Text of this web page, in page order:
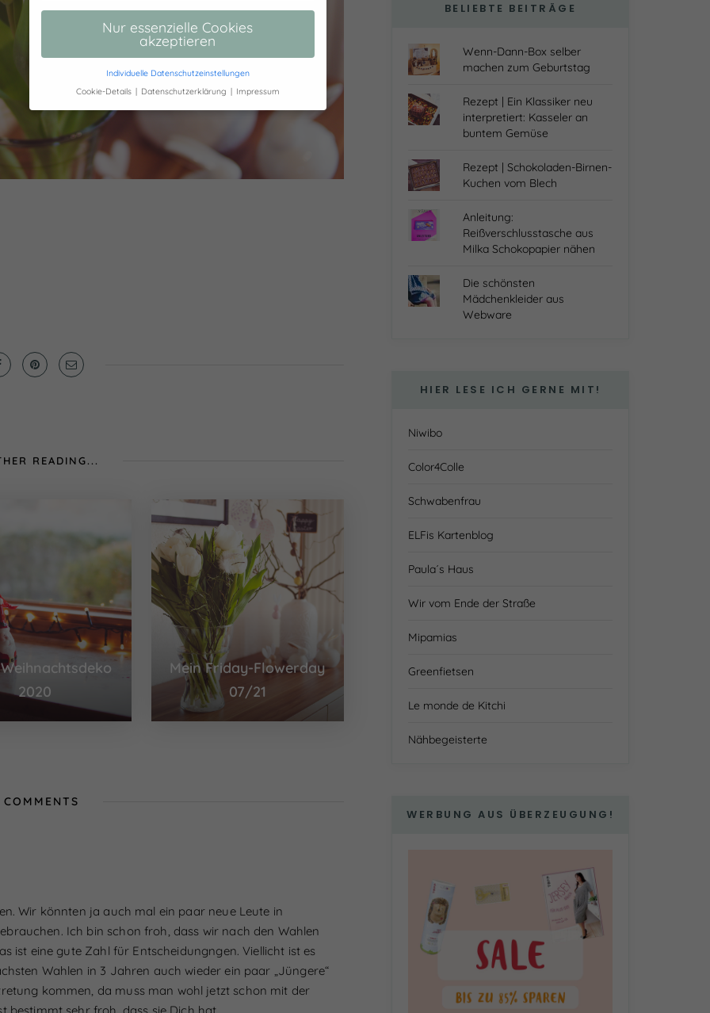
READING...
2020
Mein Friday-Flowerday
07/21
Wir könnten ja auch mal ein paar neue Leute in
Ich bin schon froh, dass wir nach den Wahlen
ist eine gute Zahl für Entscheidungngen. Viellicht ist es
Wahlen in 3 Jahren auch wieder ein paar „Jüngere“
kommen, da muss man wohl jetzt schon mit der
BELIEBTE BEITRÄGE
Wenn-Dann-Box selber
machen zum Geburtstag
Rezept | Ein Klassiker neu
interpretiert: Kasseler an
buntem Gemüse
Rezept | Schokoladen-Birnen-
Kuchen vom Blech
Anleitung:
Reißverschlusstasche aus
Milka Schokopapier nähen
Die schönsten
Mädchenkleider aus
Webware
HIER LESE ICH GERNE MIT!
Niwibo
Color4Colle
Schwabenfrau
ELFis Kartenblog
Paula´s Haus
Wir vom Ende der Straße
Mipamias
Greenfietsen
Le monde de Kitchi
Nähbegeisterte
WERBUNG AUS ÜBERZEUGUNG!
Nur essenzielle Cookies
akzeptieren
Individuelle Datenschutzeinstellungen
Cookie-Details
Datenschutzerklärung Impressum
Datenschutzeinstellungen
Hier finden Sie eine Übersicht über alle
verwendeten Cookies. Sie können Ihre
Einwilligung zu ganzen Kategorien geben
oder sich weitere Informationen anzeigen
Essenziell (1)
Inhalte von Videoplattformen und Social-Media-
Plattformen werden standardmäßig blockiert. Wenn
Cookies von externen Medien akzeptiert werden, bedarf
der Zugriff auf diese Inhalte keiner manuellen Einwilligung
Cookie-Informationen anzeigen
powered by Borlabs Cookie Datenschutzerklärung Impressum